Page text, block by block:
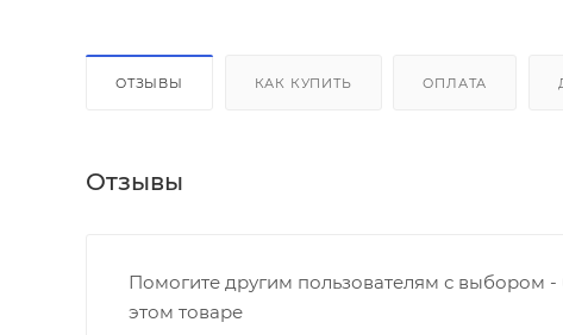
ОТЗЫВЫ КАК КУПИТЬ ОПЛАТА
Отзывы
Помогите другим пользователям с выбором
этом товаре